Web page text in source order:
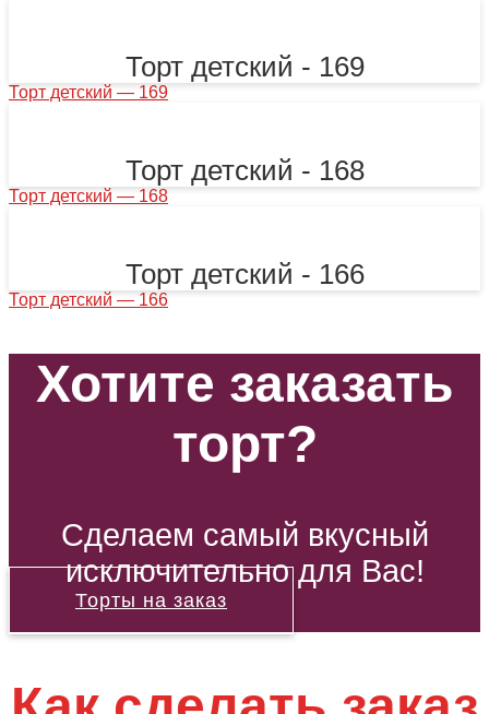
Торт детский - 169
Торт детский — 169
Торт детский - 168
Торт детский — 168
Торт детский - 166
Торт детский — 166
Хотите заказать
торт?
Сделаем самый вкусный
исключительно для Вас!
Торты на заказ